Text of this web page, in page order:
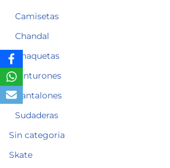
Camisetas
Chandal
Chaquetas
Cinturones
Pantalones
Sudaderas
Sin categoria
Skate